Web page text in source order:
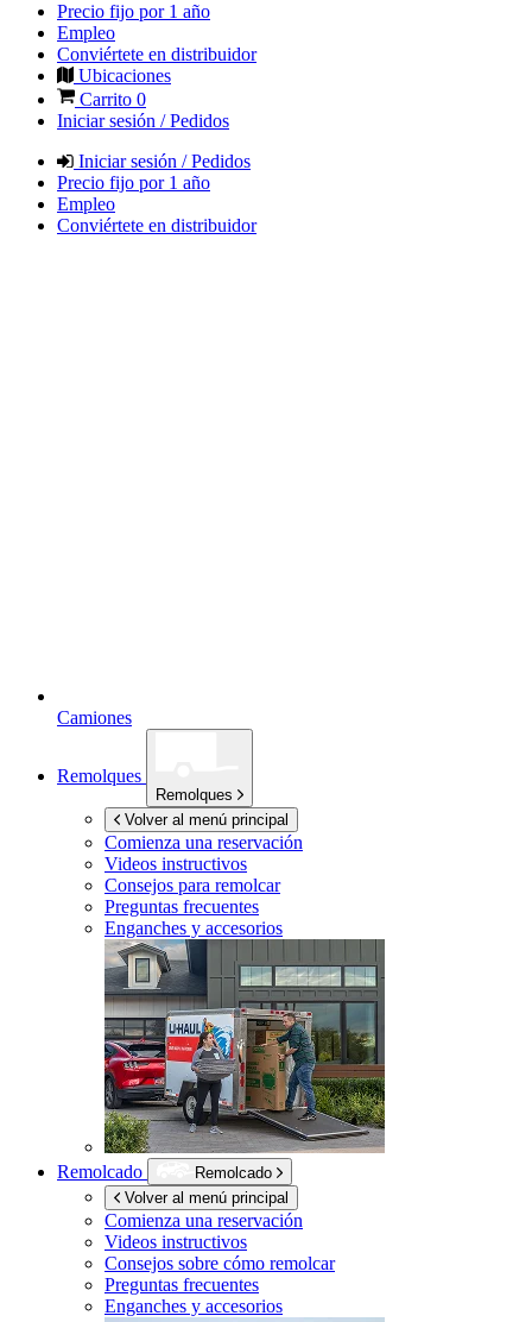
Precio fijo por 1 año
Empleo
Conviértete en distribuidor
Ubicaciones
Carrito 0
Iniciar sesión / Pedidos
Iniciar sesión / Pedidos
Precio fijo por 1 año
Empleo
Conviértete en distribuidor
Camiones
Remolques
Remolques
Volver al menú principal
Comienza una reservación
Videos instructivos
Consejos para remolcar
Preguntas frecuentes
Enganches y accesorios
Remolcado
Remolcado
Volver al menú principal
Comienza una reservación
Videos instructivos
Consejos sobre cómo remolcar
Preguntas frecuentes
Enganches y accesorios